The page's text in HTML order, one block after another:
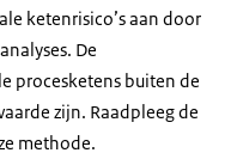
ketenrisico’s aan door
De
procesketens buiten de
zijn. Raadpleeg de
methode.